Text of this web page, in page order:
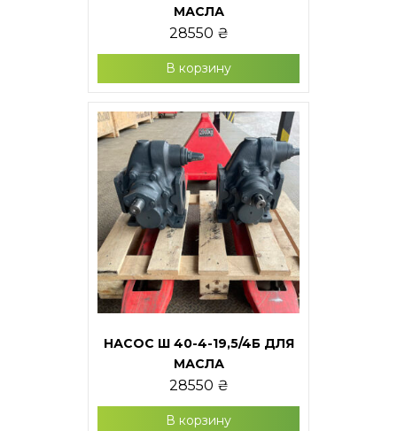
МАСЛА
28550 ₴
В корзину
НАСОС Ш 40-4-19,5/4Б ДЛЯ
МАСЛА
28550 ₴
В корзину